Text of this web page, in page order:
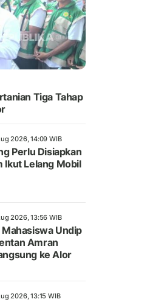
Tiga Tahap
2026, 14:09 WIB
Perlu Disiapkan
Ikut Lelang Mobil
2026, 13:56 WIB
Undip
Amran
ke Alor
2026, 13:15 WIB